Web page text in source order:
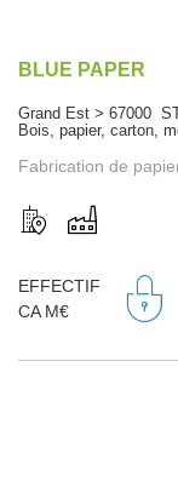
BLUE PAPER
Grand Est > 67000
Bois, papier, carton,
Fabrication de
EFFECTIF
CA M€